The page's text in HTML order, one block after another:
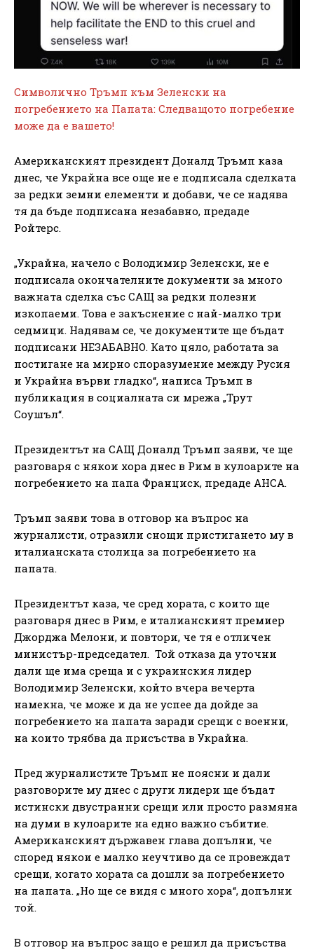
Символично Тръмп към Зеленски на
погребението на Папата: Следващото погребение
може да е вашето!
Американският президент Доналд Тръмп каза
днес, че Украйна все още не е подписала сделката
за редки земни елементи и добави, че се надява
тя да бъде подписана незабавно, предаде
Ройтерс.
„Украйна, начело с Володимир Зеленски, не е
подписала окончателните документи за много
важната сделка със САЩ за редки полезни
изкопаеми. Това е закъснение с най-малко три
седмици. Надявам се, че документите ще бъдат
подписани НЕЗАБАВНО. Като цяло, работата за
постигане на мирно споразумение между Русия
и Украйна върви гладко“, написа Тръмп в
публикация в социалната си мрежа „Трут
Соушъл“.
Президентът на САЩ Доналд Тръмп заяви, че ще
разговаря с някои хора днес в Рим в кулоарите на
погребението на папа Франциск, предаде АНСА.
Тръмп заяви това в отговор на въпрос на
журналисти, отразили снощи пристигането му в
италианската столица за погребението на
папата.
Президентът каза, че сред хората, с които ще
разговаря днес в Рим, е италианският премиер
Джорджа Мелони, и повтори, че тя е отличен
министър-председател. Той отказа да уточни
дали ще има среща и с украинския лидер
Володимир Зеленски, който вчера вечерта
намекна, че може и да не успее да дойде за
погребението на папата заради срещи с военни,
на които трябва да присъства в Украйна.
Пред журналистите Тръмп не поясни и дали
разговорите му днес с други лидери ще бъдат
истински двустранни срещи или просто размяна
на думи в кулоарите на едно важно събитие.
Американският държавен глава допълни, че
според някои е малко неучтиво да се провеждат
срещи, когато хората са дошли за погребението
на папата. „Но ще се видя с много хора“, допълни
той.
В отговор на въпрос защо е решил да присъства